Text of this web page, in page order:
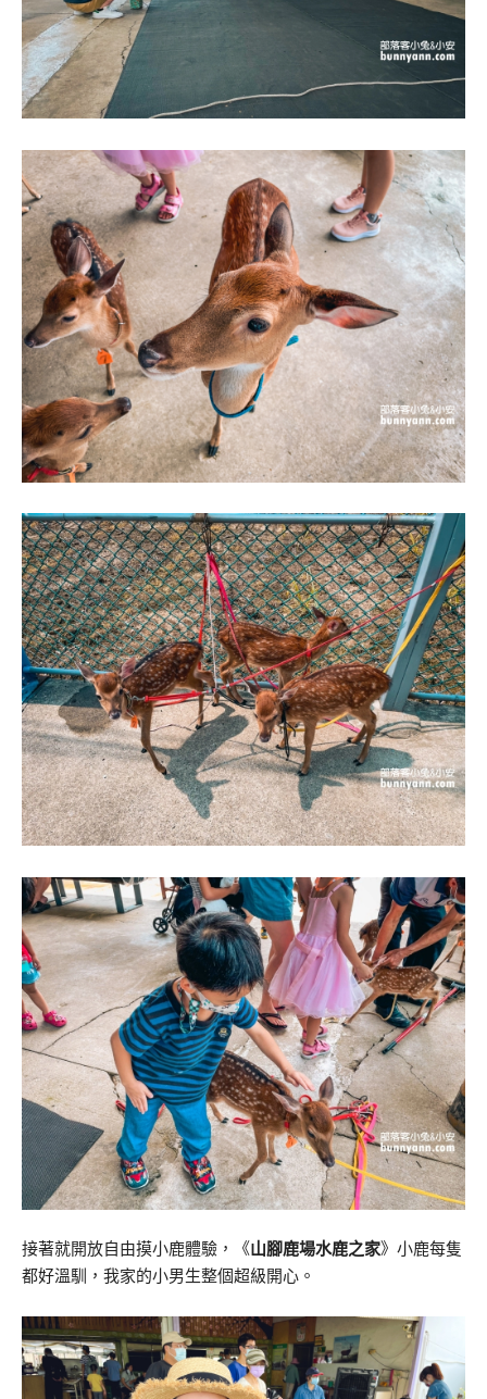
接著就開放自由摸小鹿體驗，《山腳鹿場水鹿之家》小鹿每隻
都好溫馴，我家的小男生整個超級開心。